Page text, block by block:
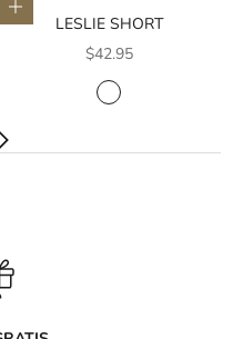
Elige opciones
LESLIE SHORT
Precio de oferta
$42.95
COLOR
BLANCO